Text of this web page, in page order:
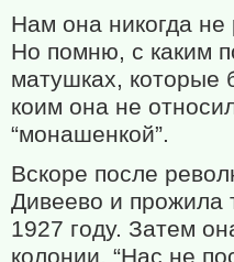
Нам она никогда не
Но помню, с каким
матушках, которые
коим она не
“монашенкой”.
Вскоре после
Дивеево и прожила
1927 году. Затем
колонии. “Нас не